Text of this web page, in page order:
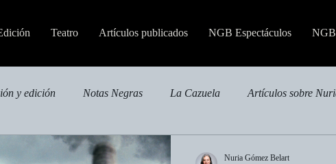
Teatro Artículos publicados NGB Espectáculos
y edición Notas Negras La Cazuela Artículos sobre
Nuria Gómez Belart